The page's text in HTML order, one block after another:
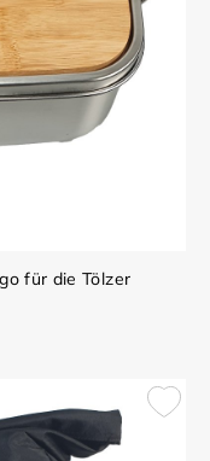
für die Tölzer